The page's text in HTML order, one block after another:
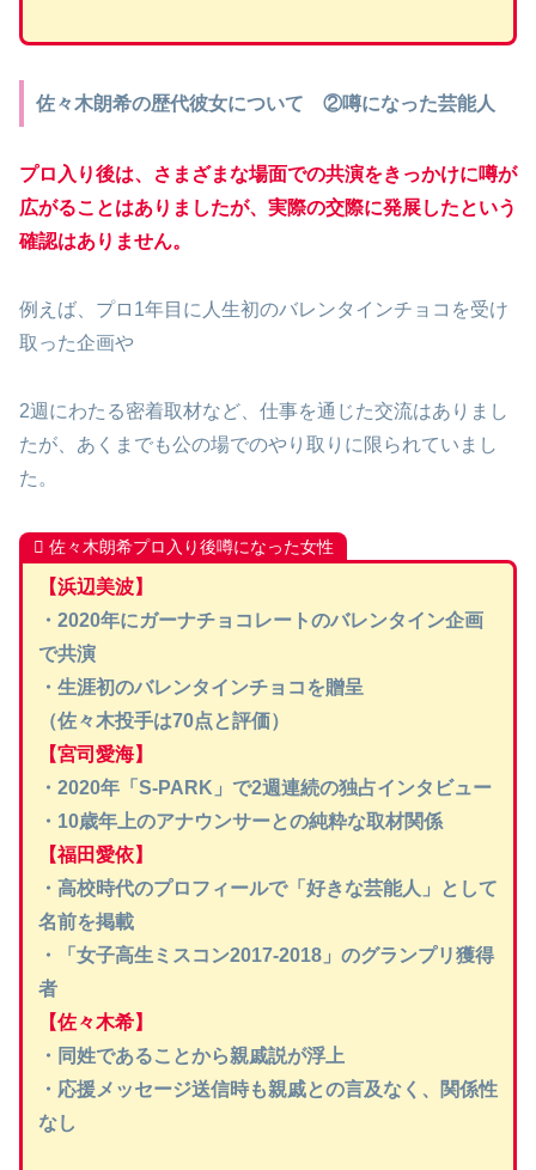
佐々木朗希の歴代彼女について ②噂になった芸能人
プロ入り後は、さまざまな場面での共演をきっかけに噂が
広がることはありましたが、実際の交際に発展したという
確認はありません。
例えば、プロ1年目に人生初のバレンタインチョコを受け
取った企画や
2週にわたる密着取材など、仕事を通じた交流はありまし
たが、あくまでも公の場でのやり取りに限られていまし
た。
佐々木朗希プロ入り後噂になった女性
【浜辺美波】
・2020年にガーナチョコレートのバレンタイン企画
で共演
・生涯初のバレンタインチョコを贈呈
（佐々木投手は70点と評価）
【宮司愛海】
・2020年「S-PARK」で2週連続の独占インタビュー
・10歳年上のアナウンサーとの純粋な取材関係
【福田愛依】
・高校時代のプロフィールで「好きな芸能人」として
名前を掲載
・「女子高生ミスコン2017-2018」のグランプリ獲得
者
【佐々木希】
・同姓であることから親戚説が浮上
・応援メッセージ送信時も親戚との言及なく、関係性
なし